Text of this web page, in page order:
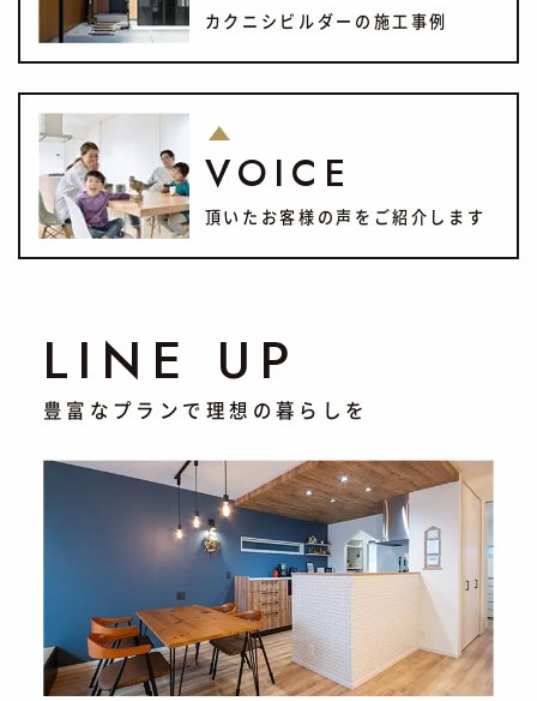
カクニシビルダーの施工事例
VOICE
頂いたお客様の声をご紹介します
LINE UP
豊富なプランで理想の暮らしを